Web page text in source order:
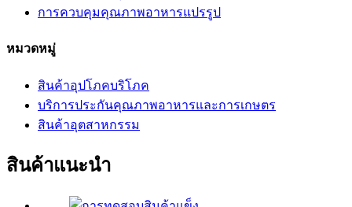
การควบคุมคุณภาพอาหารแปรรูป
หมวดหมู่
สินค้าอุปโภคบริโภค
บริการประกันคุณภาพอาหารและการเกษตร
สินค้าอุตสาหกรรม
สินค้าแนะนำ